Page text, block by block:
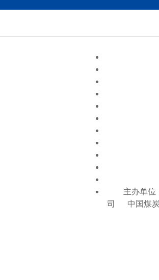
主办单位
司 中国煤